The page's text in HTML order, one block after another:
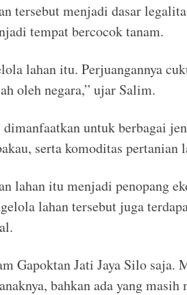
tersebut menjadi dasar
tempat bercocok tanam.
lahan itu. Perjuangannya
oleh negara,” ujar Salim.
untuk berbagai
serta komoditas pertanian
lahan itu menjadi penopang
lahan tersebut juga
Gapoktan Jati Jaya Silo saja.
bahkan ada yang masih